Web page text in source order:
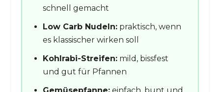
schnell gemacht
Low Carb Nudeln:praktisch, wenn
es klassischer wirken soll
Kohlrabi-Streifen:mild, bissfest
und gut für Pfannen